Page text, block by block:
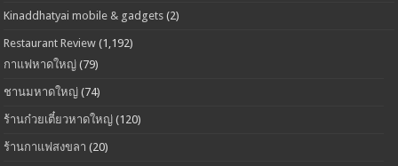
Kinaddhatyai mobile & gadgets (2)
Restaurant Review (1,192)
กาแฟหาดใหญ่ (79)
ชานมหาดใหญ่ (74)
ร้านก๋วยเตี๋ยวหาดใหญ่ (120)
ร้านกาแฟสงขลา (20)